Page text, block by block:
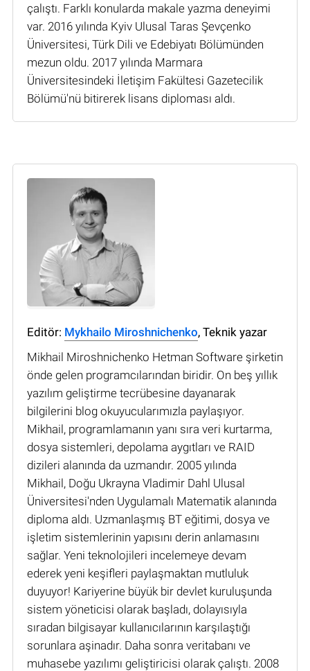
çalıştı. Farklı konularda makale yazma deneyimi
var. 2016 yılında Kyiv Ulusal Taras Şevçenko
Üniversitesi, Türk Dili ve Edebiyatı Bölümünden
mezun oldu. 2017 yılında Marmara
Üniversitesindeki İletişim Fakültesi Gazetecilik
Bölümü'nü bitirerek lisans diploması aldı.
Editör: Mykhailo Miroshnichenko, Teknik yazar
Mikhail Miroshnichenko Hetman Software şirketin
önde gelen programcılarından biridir. On beş yıllık
yazılım geliştirme tecrübesine dayanarak
bilgilerini blog okuyucularımızla paylaşıyor.
Mikhail, programlamanın yanı sıra veri kurtarma,
dosya sistemleri, depolama aygıtları ve RAID
dizileri alanında da uzmandır. 2005 yılında
Mikhail, Doğu Ukrayna Vladimir Dahl Ulusal
Üniversitesi'nden Uygulamalı Matematik alanında
diploma aldı. Uzmanlaşmış BT eğitimi, dosya ve
işletim sistemlerinin yapısını derin anlamasını
sağlar. Yeni teknolojileri incelemeye devam
ederek yeni keşifleri paylaşmaktan mutluluk
duyuyor! Kariyerine büyük bir devlet kuruluşunda
sistem yöneticisi olarak başladı, dolayısıyla
sıradan bilgisayar kullanıcılarının karşılaştığı
sorunlara aşinadır. Daha sonra veritabanı ve
muhasebe yazılımı geliştiricisi olarak çalıştı. 2008